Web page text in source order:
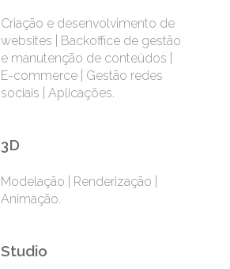
Criação e desenvolvimento de
websites | Backoffice de gestão
e manutenção de conteúdos |
E-commerce | Gestão redes
sociais | Aplicações.
3D
Modelação | Renderização |
Animação.
Studio